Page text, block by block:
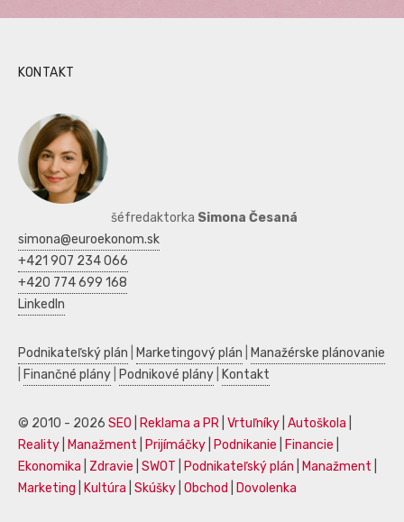
KONTAKT
šéfredaktorka Simona Česaná
simona@euroekonom.sk
+421 907 234 066
+420 774 699 168
LinkedIn
Podnikateľský plán Marketingový plán
Manažérske plánovanie
Finančné plány Podnikové plány Kontakt
© 2010 - 2026 SEO Reklama a PR Vrtuľníky Autoškola
Reality
Manažment Prijímáčky Podnikanie Financie
Ekonomika
Zdravie SWOT Podnikateľský plán Manažment
Marketing
Kultúra Skúšky Obchod Dovolenka